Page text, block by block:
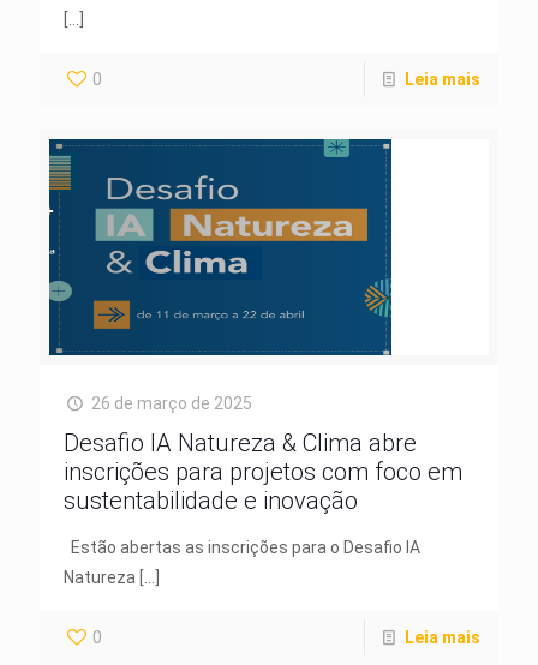
0 Leia mais
26 de março de 2025
Desafio IA Natureza & Clima abre
inscrições para projetos com foco em
sustentabilidade e inovação
Estão abertas as inscrições para o Desafio IA
Natureza
0 Leia mais